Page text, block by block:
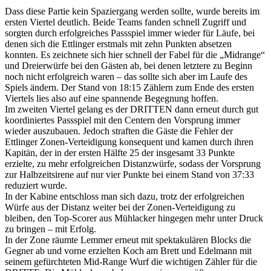
Dass diese Partie kein Spaziergang werden sollte, wurde bereits im
ersten Viertel deutlich. Beide Teams fanden schnell Zugriff und
sorgten durch erfolgreiches Passspiel immer wieder für Läufe, bei
denen sich die Ettlinger erstmals mit zehn Punkten absetzen
konnten. Es zeichnete sich hier schnell der Fabel für die „Midrange“
und Dreierwürfe bei den Gästen ab, bei denen letztere zu Beginn
noch nicht erfolgreich waren – das sollte sich aber im Laufe des
Spiels ändern. Der Stand von 18:15 Zählern zum Ende des ersten
Viertels lies also auf eine spannende Begegnung hoffen.
Im zweiten Viertel gelang es der DRITTEN dann erneut durch gut
koordiniertes Passspiel mit den Centern den Vorsprung immer
wieder auszubauen. Jedoch straften die Gäste die Fehler der
Ettlinger Zonen-Verteidigung konsequent und kamen durch ihren
Kapitän, der in der ersten Hälfte 25 der insgesamt 33 Punkte
erzielte, zu mehr erfolgreichen Distanzwürfe, sodass der Vorsprung
zur Halbzeitsirene auf nur vier Punkte bei einem Stand von 37:33
reduziert wurde.
In der Kabine entschloss man sich dazu, trotz der erfolgreichen
Würfe aus der Distanz weiter bei der Zonen-Verteidigung zu
bleiben, den Top-Scorer aus Mühlacker hingegen mehr unter Druck
zu bringen – mit Erfolg.
In der Zone räumte Lemmer erneut mit spektakulären Blocks die
Gegner ab und vorne erzielten Koch am Brett und Edelmann mit
seinem gefürchteten Mid-Range Wurf die wichtigen Zähler für die